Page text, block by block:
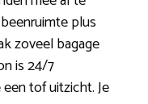
plus
zoveel bagage
is 24/7
tof uitzicht. Je